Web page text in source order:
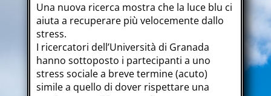
Una nuova ricerca mostra che la luce blu ci
aiuta a recuperare più velocemente dallo
stress.
I ricercatori dell’Università di Granada
hanno sottoposto i partecipanti a uno
stress sociale a breve termine (acuto)
simile a quello di dover rispettare una